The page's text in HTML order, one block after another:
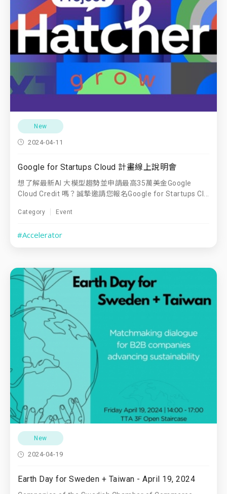
New
2024-04-11
Google for Startups Cloud 計畫線上說明會
想了解最新AI 大模型趨勢並申請最高35萬美金Google
Cloud Credit 嗎？誠摯邀請您報名Google for Startups Cl...
Category Event
#Accelerator
New
2024-04-19
Earth Day for Sweden + Taiwan - April 19, 2024 ​